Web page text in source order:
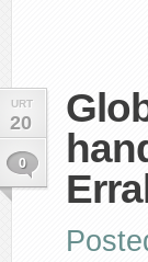
URT
20
0